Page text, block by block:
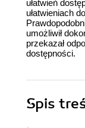
ułatwień
ułatwieniach
umożliwił
przekazał
dostępności.
Spis